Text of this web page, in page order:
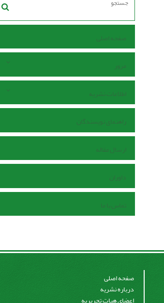
صفحه اصلی
مرور
اطلاعات نشریه
راهنمای نویسندگان
ارسال مقاله
داوران
تماس با ما
صفحه اصلی
درباره نشریه
اعضای هیات تحریریه